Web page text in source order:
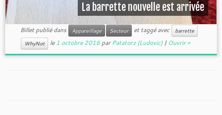
La barrette nouvelle est arrivée
Billet publié dans Appareillage Secteur et taggé avec
barrette
WhyNot
le1 octobre 2016 parPatatorz (Ludovic)| Ouvrir »